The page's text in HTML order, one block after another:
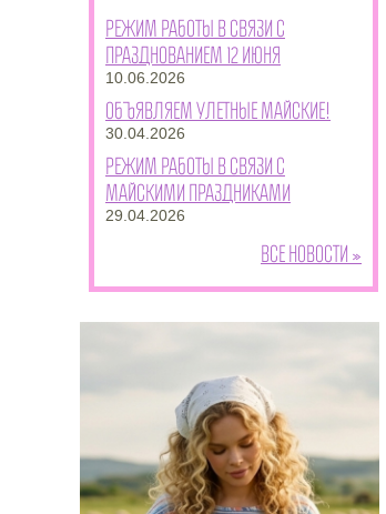
Режим работы в связи с
празднованием 12 июня
10.06.2026
Объявляем улетные майские!
30.04.2026
Режим работы в связи с
майскими праздниками
29.04.2026
Все новости »